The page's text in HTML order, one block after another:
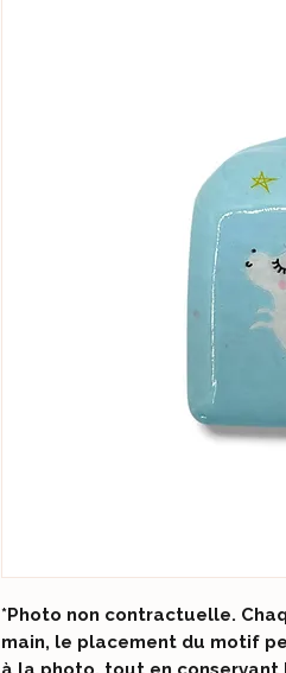
*Photo non contractuelle.
main, le placement du motif